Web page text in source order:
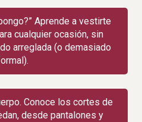
Aprende a vestirte
cualquier ocasión, sin
arreglada (o demasiado
Conoce los cortes de
desde pantalones y